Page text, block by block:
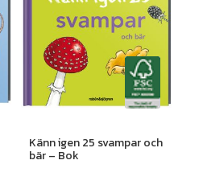
Känn igen 25 svampar och
bär – Bok